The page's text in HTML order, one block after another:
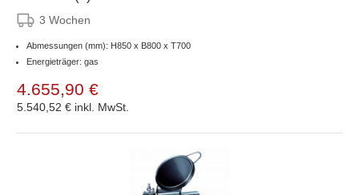
3 Wochen
Abmessungen (mm): H850 x B800 x T700
Energieträger: gas
4.655,90 €
5.540,52 € inkl. MwSt.